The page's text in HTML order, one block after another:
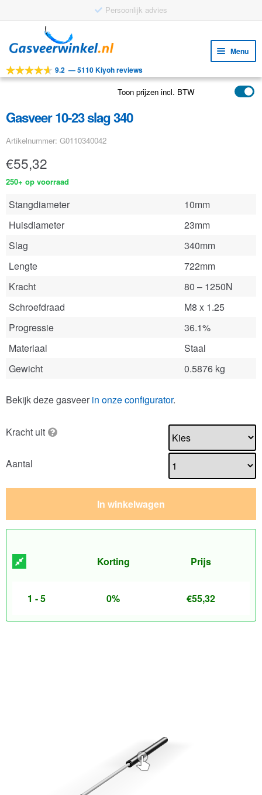
Persoonlijk advies
door
navigatie
naar
inhoud
Menu
Tools
Toepassingen
Klantenservice
FAQ
9.2 —5110 Kiyoh reviews
Toon prijzen incl. BTW
Gasveer 10-23 slag 340
Artikelnummer: G0110340042
€55,32
250+ op voorraad
Stangdiameter
10mm
Huisdiameter
23mm
Slag
340mm
Lengte
722mm
Kracht
80 – 1250N
Schroefdraad
M8 x 1.25
Progressie
36.1%
Materiaal
Staal
Gewicht
0.5876 kg
Bekijk deze gasveer in onze configurator.
Kracht uit
Aantal
In winkelwagen
Korting Prijs
1 - 5 0% €55,32